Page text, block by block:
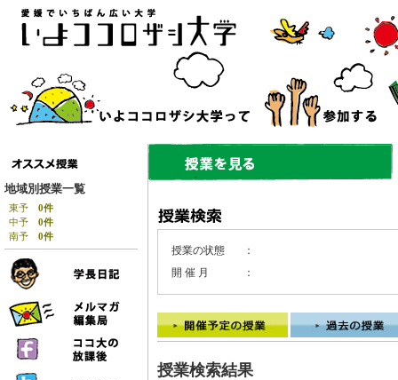
地域別授業一覧
東予 0件
中予 0件
南予 0件
授業の状態
：
開 催 月
：
授業検索結果